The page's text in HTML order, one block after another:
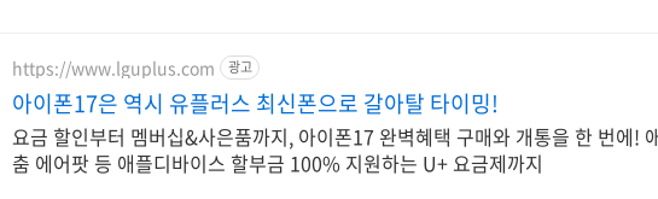
https://www.lguplus.com 광고
아이폰17은 역시 유플러스 최신폰으로 갈아탈 타이밍!
요금 할인부터 멤버십&사은품까지, 아이폰17 완벽혜택 구매와 개통을 한 번에!
춤 에어팟 등 애플디바이스 할부금 100% 지원하는 U+ 요금제까지